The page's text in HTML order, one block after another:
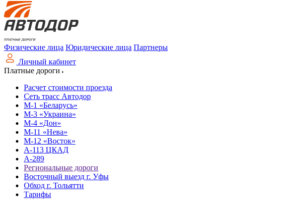
Физические лица Юридические лица Партнеры
Личный кабинет
Платные дороги
Расчет стоимости проезда
Сеть трасс Автодор
М-1 «Беларусь»
М-3 «Украина»
М-4 «Дон»
М-11 «Нева»
М-12 «Восток»
А-113 ЦКАД
А-289
Региональные дороги
Восточный выезд г. Уфы
Обход г. Тольятти
Тарифы